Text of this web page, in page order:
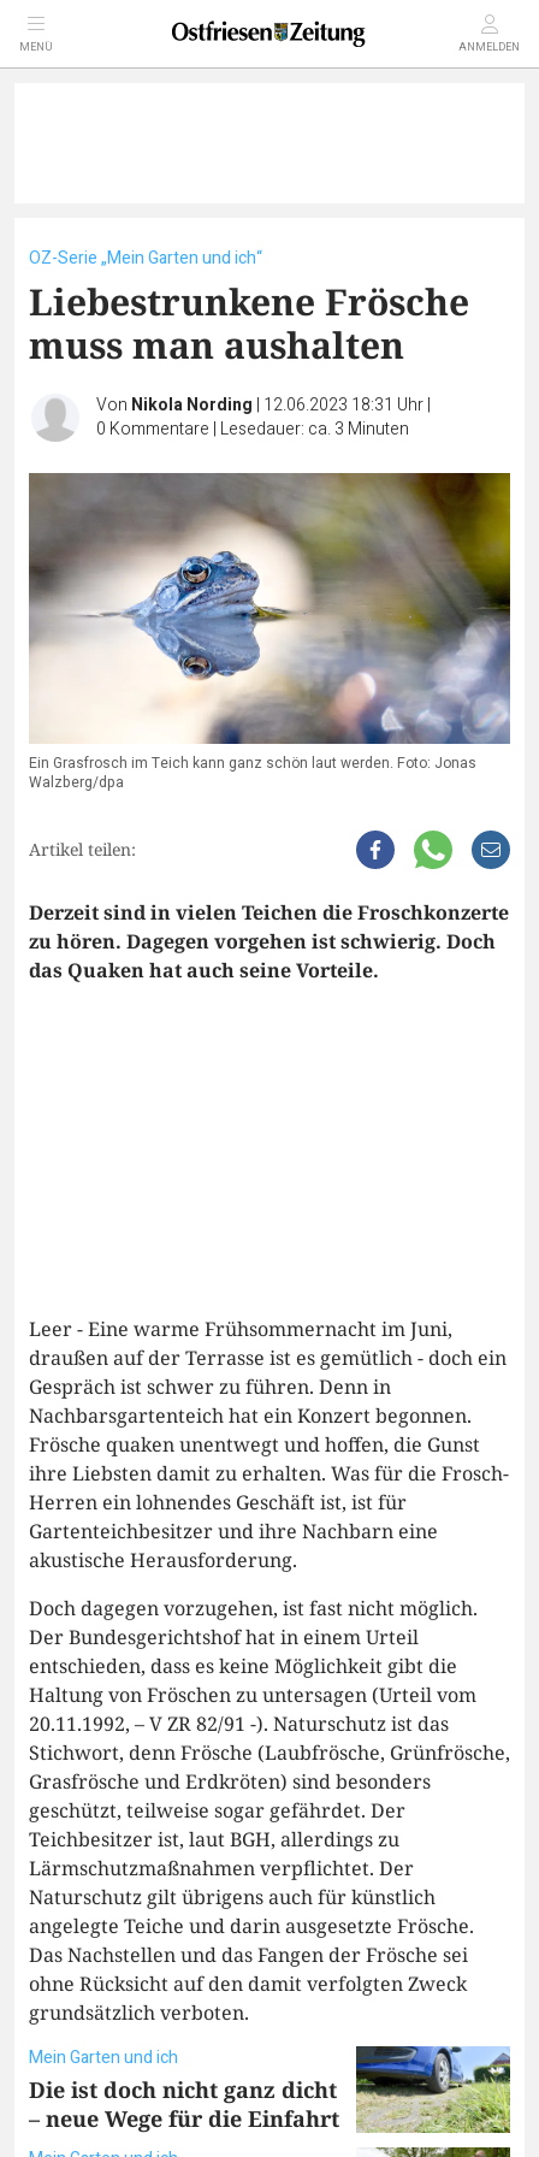
MENÜ ANMELDEN
OZ-Serie „Mein Garten und ich“
Liebestrunkene Frösche
muss man aushalten
Von Nikola Nording | 12.06.2023 18:31 Uhr|
0 Kommentare | Lesedauer: ca. 3 Minuten
Ein Grasfrosch im Teich kann ganz schön laut werden. Foto: Jonas
Walzberg/dpa
Artikel teilen:
Derzeit sind in vielen Teichen die Froschkonzerte
zu hören. Dagegen vorgehen ist schwierig. Doch
das Quaken hat auch seine Vorteile.
Leer - Eine warme Frühsommernacht im Juni,
draußen auf der Terrasse ist es gemütlich - doch ein
Gespräch ist schwer zu führen. Denn in
Nachbarsgartenteich hat ein Konzert begonnen.
Frösche quaken unentwegt und hoffen, die Gunst
ihre Liebsten damit zu erhalten. Was für die Frosch-
Herren ein lohnendes Geschäft ist, ist für
Gartenteichbesitzer und ihre Nachbarn eine
akustische Herausforderung.
Doch dagegen vorzugehen, ist fast nicht möglich.
Der Bundesgerichtshof hat in einem Urteil
entschieden, dass es keine Möglichkeit gibt die
Haltung von Fröschen zu untersagen (Urteil vom
20.11.1992, – V ZR 82/91 -). Naturschutz ist das
Stichwort, denn Frösche (Laubfrösche, Grünfrösche,
Grasfrösche und Erdkröten) sind besonders
geschützt, teilweise sogar gefährdet. Der
Teichbesitzer ist, laut BGH, allerdings zu
Lärmschutzmaßnahmen verpflichtet. Der
Naturschutz gilt übrigens auch für künstlich
angelegte Teiche und darin ausgesetzte Frösche.
Das Nachstellen und das Fangen der Frösche sei
ohne Rücksicht auf den damit verfolgten Zweck
grundsätzlich verboten.
Mein Garten und ich
Die ist doch nicht ganz dicht
– neue Wege für die Einfahrt